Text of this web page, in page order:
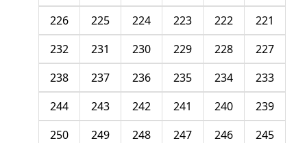
221
222
223
224
225
226
227
228
229
230
231
232
233
234
235
236
237
238
239
240
241
242
243
244
245
246
247
248
249
250